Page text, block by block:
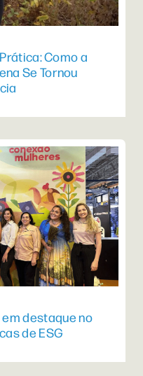
Como a
Se Tornou
destaque no
de ESG